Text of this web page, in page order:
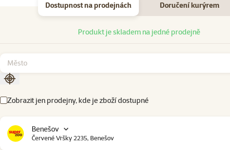
Dostupnost na prodejnách Doručení kurýrem
Dostupnost na prodejnáchProdukt je skladem na jedné prodejně
Seřadit podle aktuální polohy
Zobrazit jen prodejny, kde je zboží dostupné
Benešov
Červené Vršky 2235, Benešov